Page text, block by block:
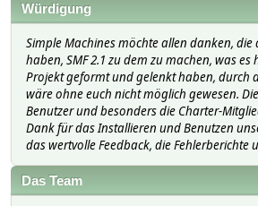
Würdigung
Simple Machines möchte allen danken, die
haben, SMF 2.1 zu dem zu machen, was es
Projekt geformt und gelenkt haben, durch
wäre ohne euch nicht möglich gewesen.
Benutzer und besonders die Charter-
Dank für das Installieren und Benutzen
das wertvolle Feedback, die Fehlerberichte
Das Team